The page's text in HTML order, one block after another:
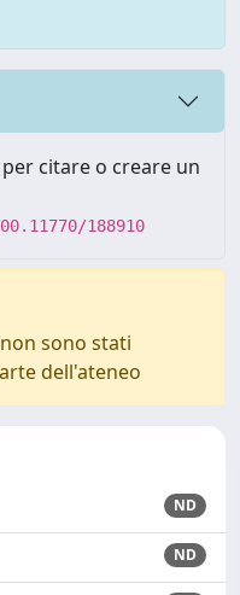
citare o creare un
188910
sono stati
dell'ateneo
ND
ND